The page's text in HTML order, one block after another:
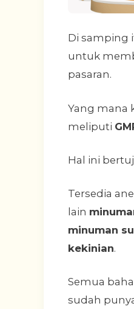
Di samping
untuk
pasaran.
Yang mana
meliputi
Hal ini
Tersedia
lain
minuman
kekinian.
Semua
sudah